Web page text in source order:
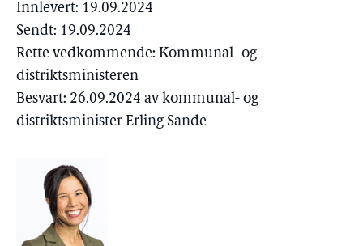
Innlevert: 19.09.2024
Sendt: 19.09.2024
Rette vedkommende: Kommunal- og
distriktsministeren
Besvart: 26.09.2024 av kommunal- og
distriktsminister Erling Sande